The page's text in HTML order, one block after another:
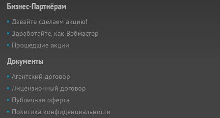
Бизнес-Партнёрам
Давайте сделаем акцию!
Заработайте, как Вебмастер
Прошедшие акции
Документы
Агентский договор
Лицензионный договор
Публичная оферта
Политика конфиденциальности